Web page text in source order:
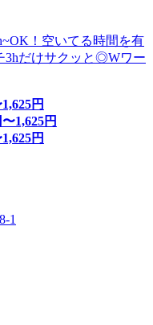
！空いてる時間を有
だけサクッと◎Wワー
1,625円
〜1,625円
1,625円
1